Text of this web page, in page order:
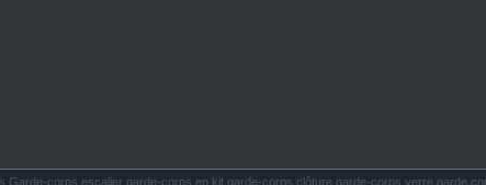
corps escalier garde-corps en kit garde-corps clôture garde-corps verre garde